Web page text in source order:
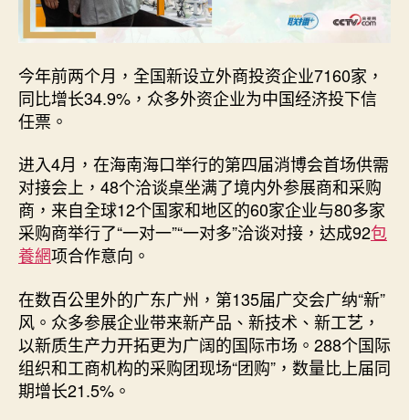
今年前两个月，全国新设立外商投资企业7160家，
同比增长34.9%，众多外资企业为中国经济投下信
任票。
进入4月，在海南海口举行的第四届消博会首场供需
对接会上，48个洽谈桌坐满了境内外参展商和采购
商，来自全球12个国家和地区的60家企业与80多家
采购商举行了“一对一”“一对多”洽谈对接，达成92包
養網项合作意向。
在数百公里外的广东广州，第135届广交会广纳“新”
风。众多参展企业带来新产品、新技术、新工艺，
以新质生产力开拓更为广阔的国际市场。288个国际
组织和工商机构的采购团现场“团购”，数量比上届同
期增长21.5%。